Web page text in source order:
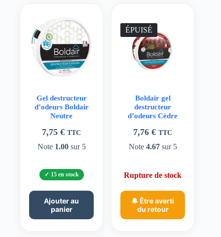
Gel destructeur
d’odeurs Boldair
Neutre
7,75€ TTC
Note 1.00sur 5
15 en stock
Ajouter au
panier
ÉPUISÉ
Boldair gel
destructeur
d’odeurs Cèdre
7,76€ TTC
Note 4.67sur 5
Rupture de stock
🔔 Être averti
du retour